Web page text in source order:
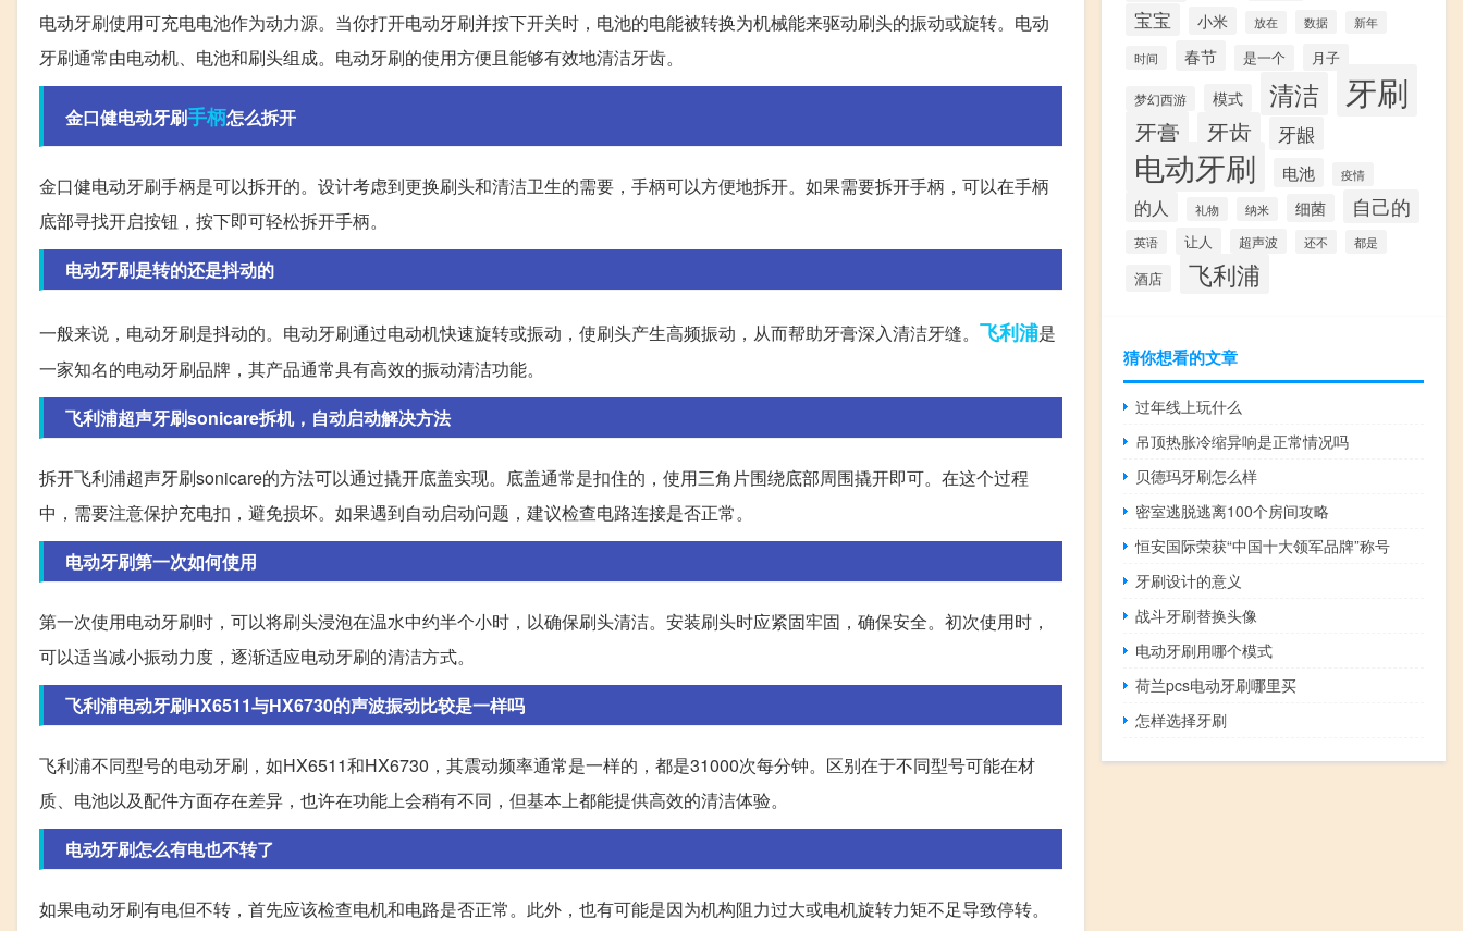
电动牙刷使用可充电电池作为动力源。当你打开电动牙刷并按下开关时，电池的电能被转换为机械能来驱动刷头的振动或旋转。电动
牙刷通常由电动机、电池和刷头组成。电动牙刷的使用方便且能够有效地清洁牙齿。
金口健电动牙刷手柄怎么拆开
金口健电动牙刷手柄是可以拆开的。设计考虑到更换刷头和清洁卫生的需要，手柄可以方便地拆开。如果需要拆开手柄，可以在手柄
底部寻找开启按钮，按下即可轻松拆开手柄。
电动牙刷是转的还是抖动的
一般来说，电动牙刷是抖动的。电动牙刷通过电动机快速旋转或振动，使刷头产生高频振动，从而帮助牙膏深入清洁牙缝。 飞利浦是
一家知名的电动牙刷品牌，其产品通常具有高效的振动清洁功能。
飞利浦超声牙刷sonicare拆机，自动启动解决方法
拆开飞利浦超声牙刷sonicare的方法可以通过撬开底盖实现。底盖通常是扣住的，使用三角片围绕底部周围撬开即可。在这个过程
中，需要注意保护充电扣，避免损坏。如果遇到自动启动问题，建议检查电路连接是否正常。
电动牙刷第一次如何使用
第一次使用电动牙刷时，可以将刷头浸泡在温水中约半个小时，以确保刷头清洁。安装刷头时应紧固牢固，确保安全。初次使用时，
可以适当减小振动力度，逐渐适应电动牙刷的清洁方式。
飞利浦电动牙刷HX6511与HX6730的声波振动比较是一样吗
飞利浦不同型号的电动牙刷，如HX6511和HX6730，其震动频率通常是一样的，都是31000次每分钟。区别在于不同型号可能在材
质、电池以及配件方面存在差异，也许在功能上会稍有不同，但基本上都能提供高效的清洁体验。
电动牙刷怎么有电也不转了
如果电动牙刷有电但不转，首先应该检查电机和电路是否正常。此外，也有可能是因为机构阻力过大或电机旋转力矩不足导致停转。
宝宝 小米 放在 数据 新年
时间 春节 是一个 月子
梦幻西游 模式 清洁 牙刷
牙膏 牙齿 牙龈
电动牙刷 电池 疫情
的人 礼物 纳米 细菌 自己的
英语 让人 超声波 还不 都是
酒店 飞利浦
猜你想看的文章
过年线上玩什么
吊顶热胀冷缩异响是正常情况吗
贝德玛牙刷怎么样
密室逃脱逃离100个房间攻略
恒安国际荣获“中国十大领军品牌”称号
牙刷设计的意义
战斗牙刷替换头像
电动牙刷用哪个模式
荷兰pcs电动牙刷哪里买
怎样选择牙刷